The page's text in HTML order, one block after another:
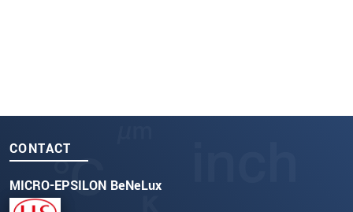
CONTACT
MICRO-EPSILON BeNeLux